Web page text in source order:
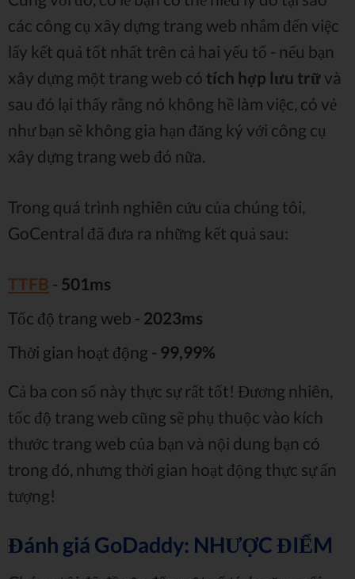
các công cụ xây dựng trang web nhắm đến việc
lấy kết quả tốt nhất trên cả hai yếu tố - nếu bạn
xây dựng một trang web có tích hợp lưu trữ và
sau đó lại thấy rằng nó không hề làm việc, có vẻ
như bạn sẽ không gia hạn đăng ký với công cụ
xây dựng trang web đó nữa.
Trong quá trình nghiên cứu của chúng tôi,
GoCentral đã đưa ra những kết quả sau:
TTFB - 501ms
Tốc độ trang web - 2023ms
Thời gian hoạt động - 99,99%
Cả ba con số này thực sự rất tốt! Đương nhiên,
tốc độ trang web cũng sẽ phụ thuộc vào kích
thước trang web của bạn và nội dung bạn có
trong đó, nhưng thời gian hoạt động thực sự ấn
tượng!
Đánh giá GoDaddy: NHƯỢC ĐIỂM